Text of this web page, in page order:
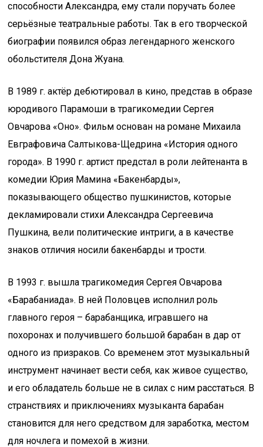
способности Александра, ему стали поручать более
серьёзные театральные работы. Так в его творческой
биографии появился образ легендарного женского
обольстителя Дона Жуана.
В 1989 г. актёр дебютировал в кино, представ в образе
юродивого Парамоши в трагикомедии Сергея
Овчарова «Оно». Фильм основан на романе Михаила
Евграфовича Салтыкова-Щедрина «История одного
города». В 1990 г. артист предстал в роли лейтенанта в
комедии Юрия Мамина «Бакенбарды»,
показывающего общество пушкинистов, которые
декламировали стихи Александра Сергеевича
Пушкина, вели политические интриги, а в качестве
знаков отличия носили бакенбарды и трости.
В 1993 г. вышла трагикомедия Сергея Овчарова
«Барабаниада». В ней Половцев исполнил роль
главного героя – барабанщика, игравшего на
похоронах и получившего большой барабан в дар от
одного из призраков. Со временем этот музыкальный
инструмент начинает вести себя, как живое существо,
и его обладатель больше не в силах с ним расстаться. В
странствиях и приключениях музыканта барабан
становится для него средством для заработка, местом
для ночлега и помехой в жизни.